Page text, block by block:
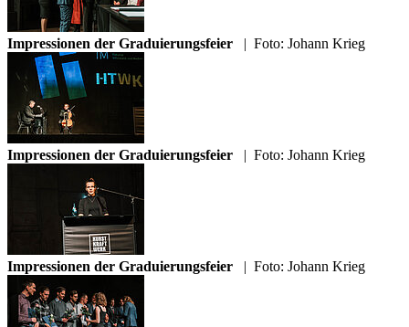
Impressionen der Graduierungsfeier | Foto: Johann Krieg
Impressionen der Graduierungsfeier | Foto: Johann Krieg
Impressionen der Graduierungsfeier | Foto: Johann Krieg